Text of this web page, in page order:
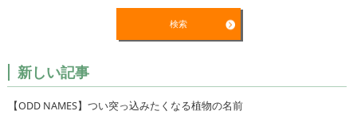
新しい記事
【ODD NAMES】つい突っ込みたくなる植物の名前